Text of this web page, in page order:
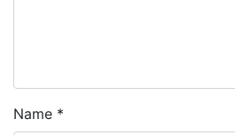
Name *